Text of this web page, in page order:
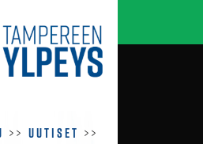
>>Uutiset >>